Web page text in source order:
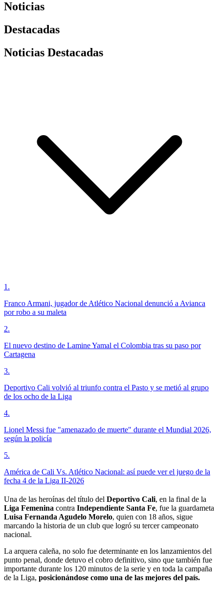
Noticias
Destacadas
Noticias Destacadas
1 .
Franco Armani, jugador de Atlético Nacional denunció a Avianca
por robo a su maleta
2.
El nuevo destino de Lamine Yamal el Colombia tras su paso por
Cartagena
3.
Deportivo Cali volvió al triunfo contra el Pasto y se metió al grupo
de los ocho de la Liga
4.
Lionel Messi fue "amenazado de muerte" durante el Mundial 2026,
según la policía
5.
América de Cali Vs. Atlético Nacional: así puede ver el juego de la
fecha 4 de la Liga II-2026
Una de las heroínas del título del Deportivo Cali, en la final de la
Liga Femenina contra Independiente Santa Fe, fue la guardameta
Luisa Fernanda Agudelo Morelo, quien con 18 años, sigue
marcando la historia de un club que logró su tercer campeonato
nacional.
La arquera caleña, no solo fue determinante en los lanzamientos del
punto penal, donde detuvo el cobro definitivo, sino que también fue
importante durante los 120 minutos de la serie y en toda la campaña
de la Liga, posicionándose como una de las mejores del país.